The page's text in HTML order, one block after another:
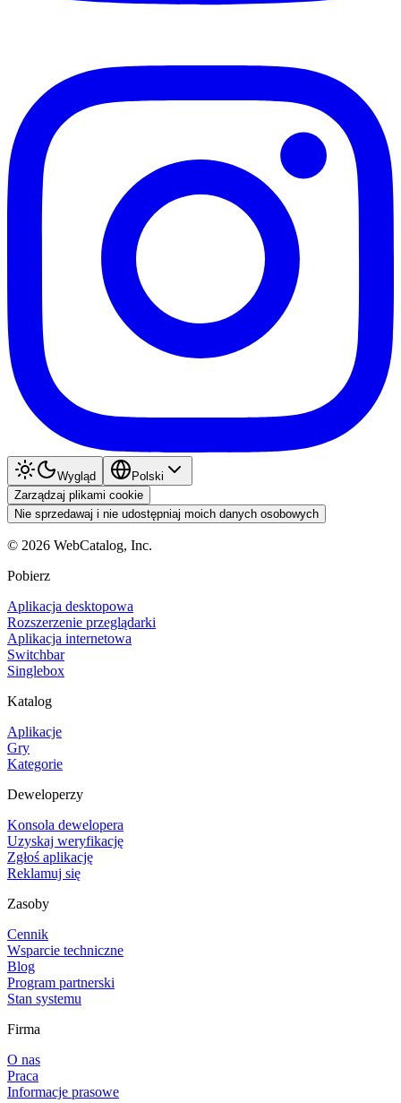
Wygląd
Polski
Zarządzaj plikami cookie
Nie sprzedawaj i nie udostępniaj moich danych osobowych
© 2026 WebCatalog, Inc.
Pobierz
Aplikacja desktopowa
Rozszerzenie przeglądarki
Aplikacja internetowa
Switchbar
Singlebox
Katalog
Aplikacje
Gry
Kategorie
Deweloperzy
Konsola dewelopera
Uzyskaj weryfikację
Zgłoś aplikację
Reklamuj się
Zasoby
Cennik
Wsparcie techniczne
Blog
Program partnerski
Stan systemu
Firma
O nas
Praca
Informacje prasowe